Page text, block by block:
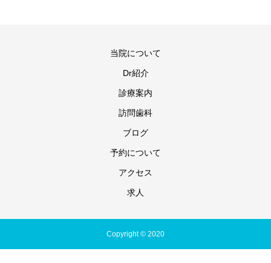
当院について
Dr紹介
診療案内
訪問歯科
ブログ
予約について
アクセス
求人
Copyright © 2020